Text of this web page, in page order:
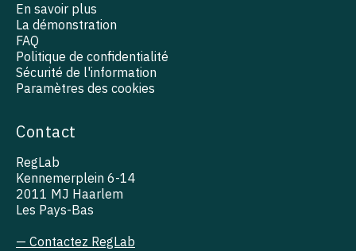
En savoir plus
La démonstration
FAQ
Politique de confidentialité
Sécurité de l'information
Paramètres des cookies
Contact
RegLab
Kennemerplein 6-14
2011 MJ Haarlem
Les Pays-Bas
— Contactez RegLab